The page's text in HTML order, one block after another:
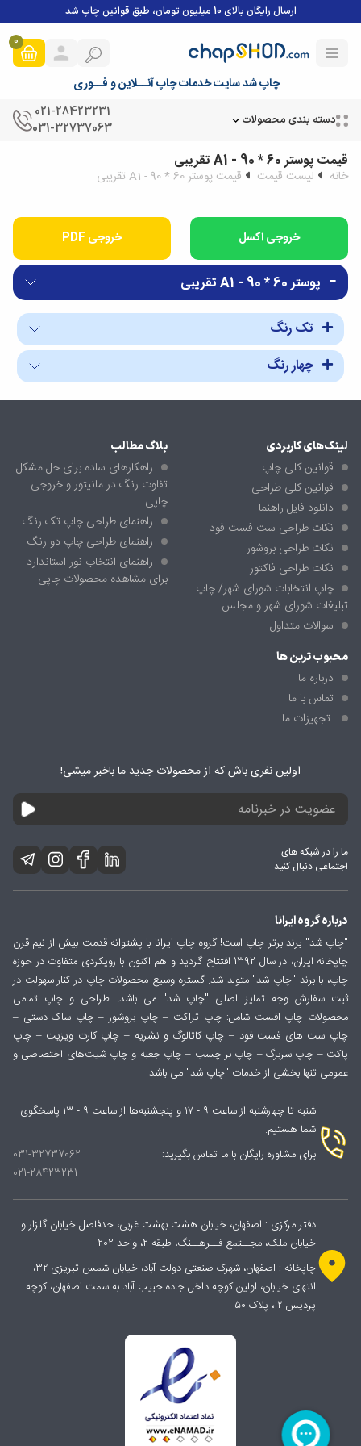
ارسال رایگان بالای 10 میلیون تومان، طبق قوانین چاپ شد
چاپ شد سایت خدمات چاپ آنــلاین و فــوری
0
دسته بندی محصولات
021-28423231
031-32737063
قیمت پوستر 60 * 90 - A1 تقریبی
خانه لیست قیمت قیمت پوستر 60 * 90 - A1 تقریبی
خروجی PDF
پوستر 60 * 90 - A1 تقریبی
تک رنگ
چهار رنگ
لینک‌های کاربردی
قوانین کلی چاپ
قوانین کلی طراحی
دانلود فایل راهنما
نکات طراحی ست فست فود
نکات طراحی بروشور
نکات طراحی فاکتور
چاپ انتخابات شورای شهر/ چاپ
تبلیغات شورای شهر و مجلس
سوالات متداول
بلاگ مطالب
راهکارهای ساده برای حل مشکل
تفاوت رنگ در مانیتور و خروجی
چاپی
راهنمای طراحی چاپ تک رنگ
راهنمای طراحی چاپ دو رنگ
راهنمای انتخاب نور استاندارد
برای مشاهده محصولات چاپی
محبوب ترین ها
درباره ما
تماس با ما
تجهیزات ما
اولین نفری باش که از محصولات جدید ما باخبر میشی!
ما را در شبکه های
اجتماعی دنبال کنید
درباره گروه ایرانا
"چاپ شد" برند برتر چاپ است! گروه چاپ ایرانا با پشتوانه قدمت بیش از نیم قرن
چاپخانه ایران، در سال 1392 افتتاح گردید و هم اکنون با رویکردی متفاوت در حوزه
چاپ، با برند "چاپ شد" متولد شد. گستره وسیع محصولات چاپ در کنار سهولت در
ثبت سفارش وجه تمایز اصلی "چاپ شد" می باشد. طراحی و چاپ تمامی
محصولات چاپ افست شامل: چاپ تراکت – چاپ بروشور – چاپ ساک دستی –
چاپ ست های فست فود – چاپ کاتالوگ و نشریه – چاپ کارت ویزیت – چاپ
پاکت – چاپ سربرگ – چاپ بر چسب – چاپ جعبه و چاپ شیت‌های اختصاصی و
عمومی تنها بخشی از خدمات "چاپ شد" می باشد.
شنبه تا چهارشنبه از ساعت ۹ - ۱۷ و پنجشنبه‌ها از ساعت ۹ - ۱۳ پاسخگوی
شما هستیم.
برای مشاوره رایگان با ما تماس بگیرید:
031-32737062
021-28423231
دفتر مرکزی : اصفهان، خیابان هشت بهشت غربی، حدفاصل خیابان گلزار و
خیابان ملک، مجــتمع فــرهــنگ، طبقه 2، واحد 202
چاپخانه : اصفهان، شهرک صنعتی دولت آباد، خیابان شمس تبریزی ۳۲،
انتهای خیابان، اولین کوچه داخل جاده حبیب آباد به سمت اصفهان، کوچه
پردیس ۲ ، پلاک ۵۰